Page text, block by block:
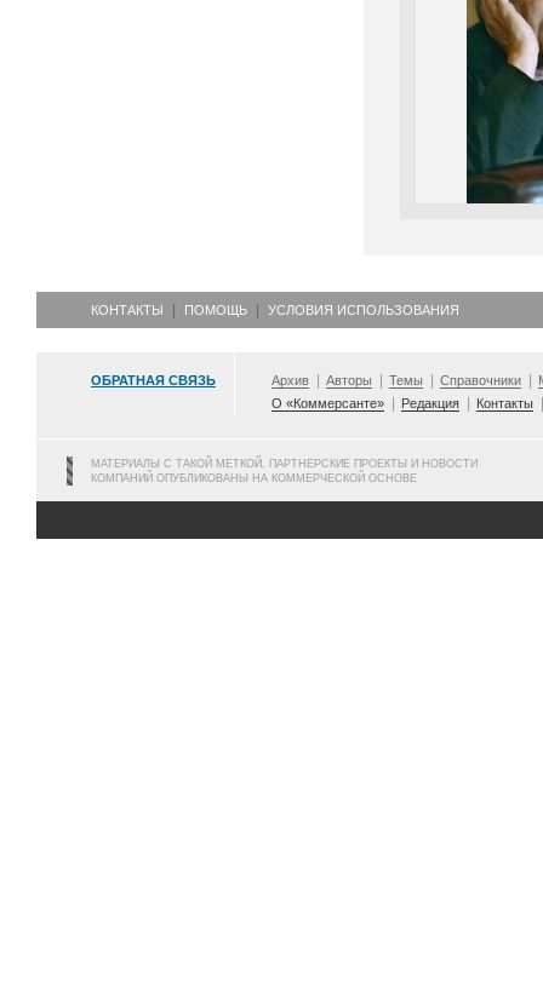
КОНТАКТЫ ПОМОЩЬ УСЛОВИЯ ИСПОЛЬЗОВАНИЯ
ОБРАТНАЯ СВЯЗЬ Архив Авторы Темы Справочники
О «Коммерсанте»
Редакция Контакты
МАТЕРИАЛЫ С ТАКОЙ МЕТКОЙ, ПАРТНЕРСКИЕ ПРОЕКТЫ И НОВОСТИ
КОМПАНИЙ ОПУБЛИКОВАНЫ НА КОММЕРЧЕСКОЙ ОСНОВЕ